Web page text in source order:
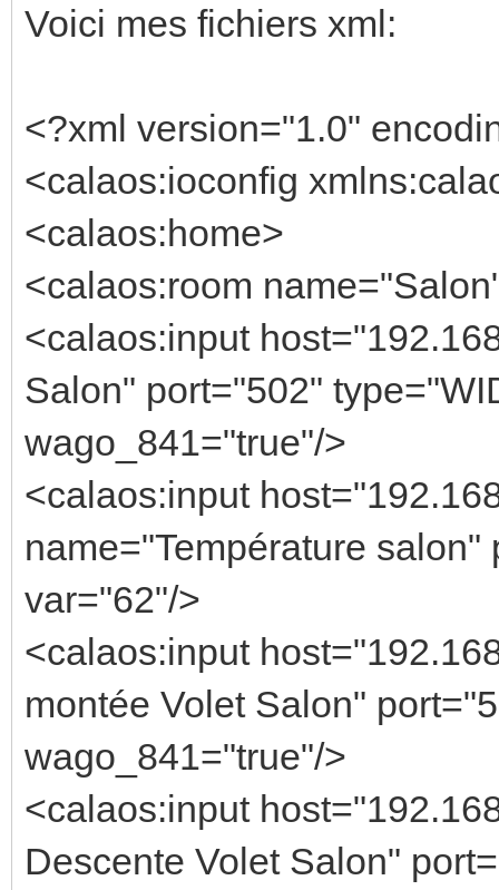
Voici mes fichiers xml:
<?xml version="1.0"
<calaos:ioconfig
<calaos:home>
<calaos:room
<calaos:input
Salon" port="502"
wago_841="true"/>
<calaos:input
name="Température
var="62"/>
<calaos:input
montée Volet Salon"
wago_841="true"/>
<calaos:input
Descente Volet Salon"